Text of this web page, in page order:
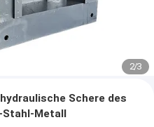
2/3
Schere des
Metall